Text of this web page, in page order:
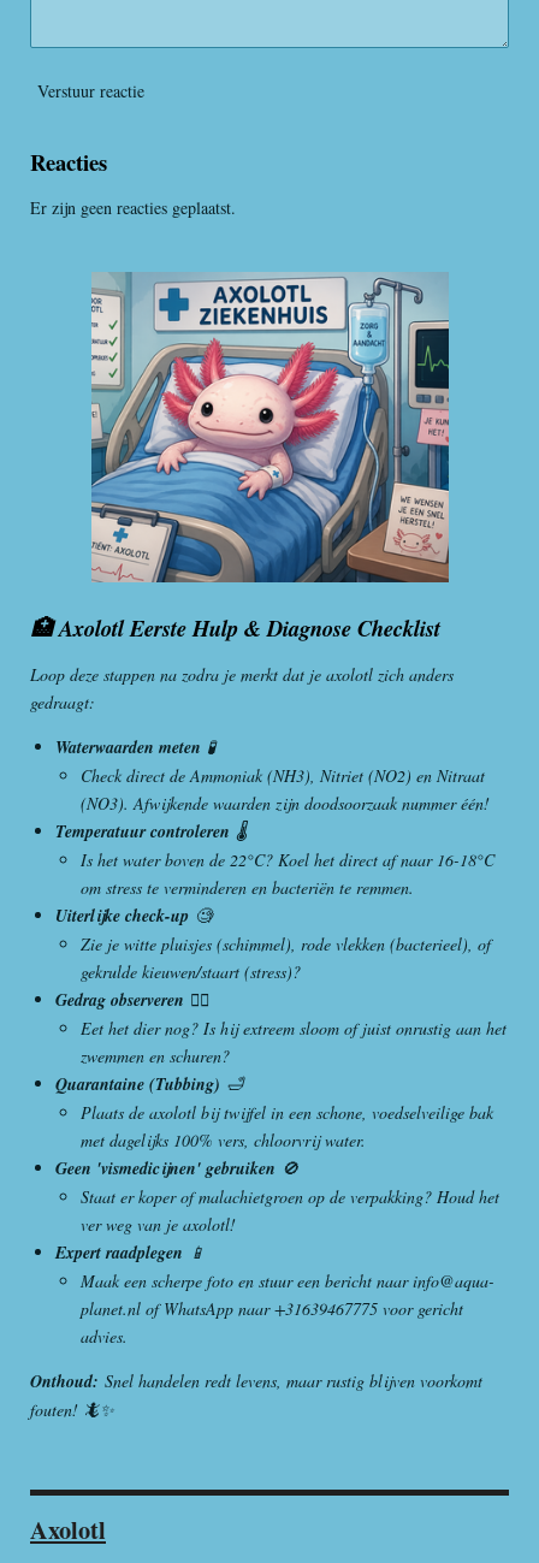
Verstuur reactie
Reacties
Er zijn geen reacties geplaatst.
🏥 Axolotl Eerste Hulp & Diagnose Checklist
Loop deze stappen na zodra je merkt dat je axolotl zich anders
gedraagt:
Waterwaarden meten 🧪
Check direct de Ammoniak (NH3), Nitriet (NO2) en Nitraat
(NO3). Afwijkende waarden zijn doodsoorzaak nummer één!
Temperatuur controleren 🌡️
Is het water boven de 22°C? Koel het direct af naar 16-18°C
om stress te verminderen en bacteriën te remmen.
Uiterlijke check-up 🧐
Zie je witte pluisjes (schimmel), rode vlekken (bacterieel), of
gekrulde kieuwen/staart (stress)?
Gedrag observeren 🕵️‍♂️
Eet het dier nog? Is hij extreem sloom of juist onrustig aan het
zwemmen en schuren?
Quarantaine (Tubbing) 🛁
Plaats de axolotl bij twijfel in een schone, voedselveilige bak
met dagelijks 100% vers, chloorvrij water.
Geen 'vismedicijnen' gebruiken 🚫
Staat er koper of malachietgroen op de verpakking? Houd het
ver weg van je axolotl!
Expert raadplegen 📱
Maak een scherpe foto en stuur een bericht naar info@aqua-
planet.nl of WhatsApp naar +31639467775 voor gericht
advies.
Onthoud: Snel handelen redt levens, maar rustig blijven voorkomt
fouten! 🦎✨
Axolotl